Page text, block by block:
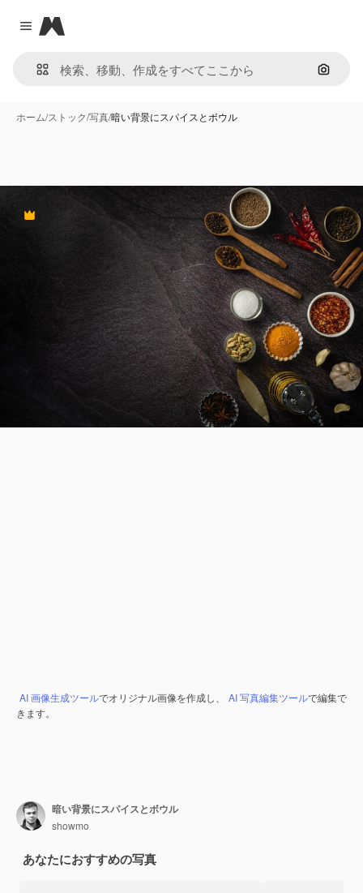
Close menu
Magnific
画像で
ホーム/ストック/写真/暗い背景にスパイスとボウル
Premium
AI 画像生成ツールでオリジナル画像を作成し、 AI 写真編集ツールで編集で
きます。
暗い背景にスパイスとボウル
showmo
あなたにおすすめの写真